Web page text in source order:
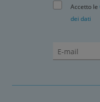
Accetto le
dei dati